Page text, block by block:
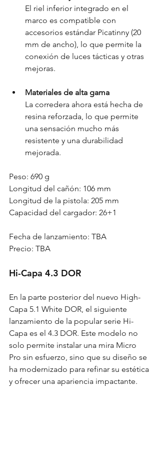
El riel inferior integrado en el
marco es compatible con
accesorios estándar Picatinny (20
mm de ancho), lo que permite la
conexión de luces tácticas y otras
mejoras.
Materiales de alta gama
La corredera ahora está hecha de
resina reforzada, lo que permite
una sensación mucho más
resistente y una durabilidad
mejorada.
Peso: 690 g
Longitud del cañón: 106 mm
Longitud de la pistola: 205 mm
Capacidad del cargador: 26+1
Fecha de lanzamiento: TBA
Precio: TBA
Hi-Capa 4.3 DOR
En la parte posterior del nuevo High-
Capa 5.1 White DOR, el siguiente
lanzamiento de la popular serie Hi-
Capa es el 4.3 DOR. Este modelo no
solo permite instalar una mira Micro
Pro sin esfuerzo, sino que su diseño se
ha modernizado para refinar su estética
y ofrecer una apariencia impactante.